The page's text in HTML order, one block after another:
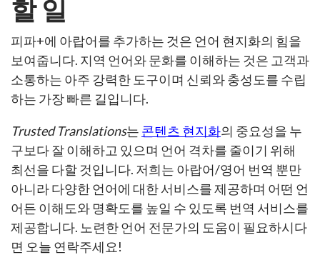
할 일
피파+에 아랍어를 추가하는 것은 언어 현지화의 힘을
보여줍니다. 지역 언어와 문화를 이해하는 것은 고객과
소통하는 아주 강력한 도구이며 신뢰와 충성도를 수립
하는 가장 빠른 길입니다.
Trusted Translations는 콘텐츠 현지화의 중요성을 누
구보다 잘 이해하고 있으며 언어 격차를 줄이기 위해
최선을 다할 것입니다. 저희는 아랍어/영어 번역 뿐만
아니라 다양한 언어에 대한 서비스를 제공하며 어떤 언
어든 이해도와 명확도를 높일 수 있도록 번역 서비스를
제공합니다. 노련한 언어 전문가의 도움이 필요하시다
면 오늘 연락주세요!